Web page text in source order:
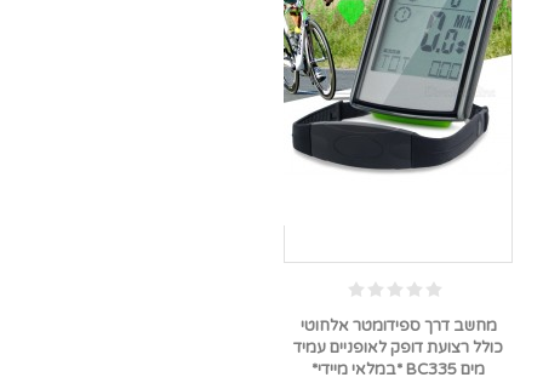
מחשב דרך ספידומטר אלחוטי
כולל רצועת דופק לאופניים עמיד
מים BC335 *במלאי מיידי*